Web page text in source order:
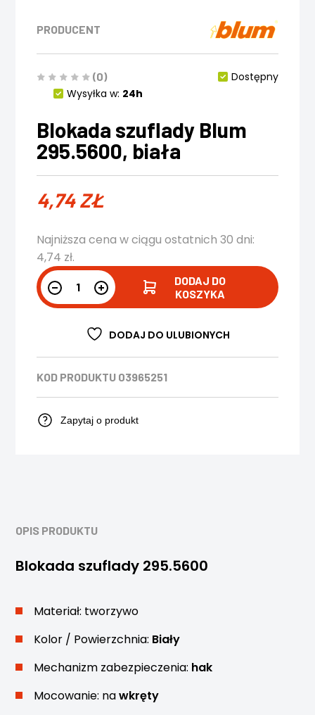
PRODUCENT
(0)
Dostępny
Wysyłka w: 24h
Blokada szuflady Blum
295.5600, biała
4,74ZŁ
Najniższa cena w ciągu ostatnich 30 dni:
4,74 zł.
DODAJ DO
KOSZYKA
DODAJ DO ULUBIONYCH
KOD PRODUKTU 03965251
Zapytaj o produkt
OPIS PRODUKTU
Blokada szuflady 295.5600
Materiał: tworzywo
Kolor / Powierzchnia: Biały
Mechanizm zabezpieczenia: hak
Mocowanie: nawkręty